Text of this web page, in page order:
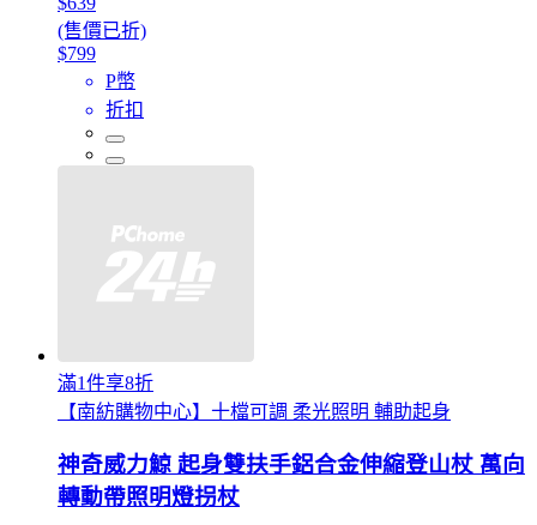
(售價已折)
$799
P幣
折扣
滿1件享8折
【南紡購物中心】十檔可調 柔光照明 輔助起身
神奇威力鯨 起身雙扶手鋁合金伸縮登山杖 萬向
轉動帶照明燈拐杖